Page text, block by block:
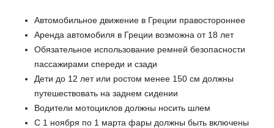
Автомобильное движение в Греции правостороннее
Аренда автомобиля в Греции возможна от 18 лет
Обязательное использование ремней безопасности
пассажирами спереди и сзади
Дети до 12 лет или ростом менее 150 см должны
путешествовать на заднем сидении
Водители мотоциклов должны носить шлем
С 1 ноября по 1 марта фары должны быть включены